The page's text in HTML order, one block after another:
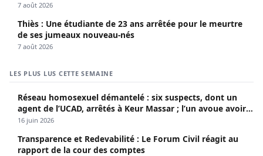
7 août 2026
Thiès : Une étudiante de 23 ans arrêtée pour le meurtre
de ses jumeaux nouveau-nés
7 août 2026
LES PLUS LUS CETTE SEMAINE
Réseau homosexuel démantelé : six suspects, dont un
agent de l’UCAD, arrêtés à Keur Massar ; l’un avoue avoir
propagé le VIH depuis 2018
16 juin 2026
Transparence et Redevabilité : Le Forum Civil réagit au
rapport de la cour des comptes